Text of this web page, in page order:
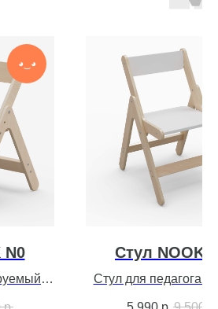
◕‿◕
N0
–
Стул NOOK
Стул для педагога –